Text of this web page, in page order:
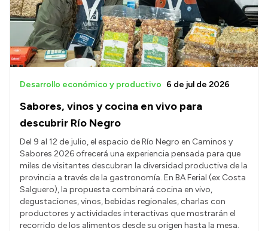
Sabores, vinos y cocina en vivo para
descubrir Río Negro
Desarrollo económico y productivo 6 de jul de 2026
Del 9 al 12 de julio, el espacio de Río Negro en Caminos y
Sabores 2026 ofrecerá una experiencia pensada para que
miles de visitantes descubran la diversidad productiva de la
provincia a través de la gastronomía. En BA Ferial (ex Costa
Salguero), la propuesta combinará cocina en vivo,
degustaciones, vinos, bebidas regionales, charlas con
productores y actividades interactivas que mostrarán el
recorrido de los alimentos desde su origen hasta la mesa.